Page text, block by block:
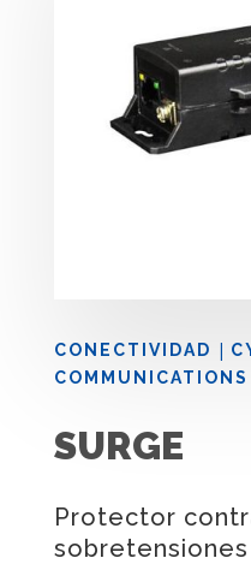
CONECTIVIDAD |
COMMUNICATIONS
SURGE
Protector